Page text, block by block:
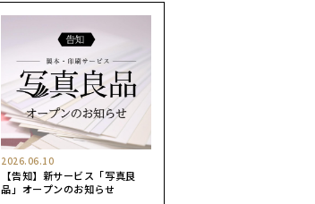
2026.06.10
【告知】新サービス「写真良
品」オープンのお知らせ